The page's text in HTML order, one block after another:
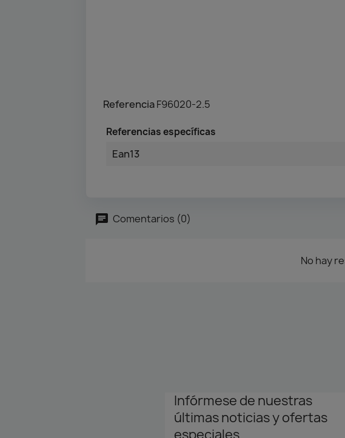
ReferenciaF96020-2.5
Referencias específicas
Ean13
Comentarios (0)
No hay
Infórmese de nuestras
últimas noticias y ofertas